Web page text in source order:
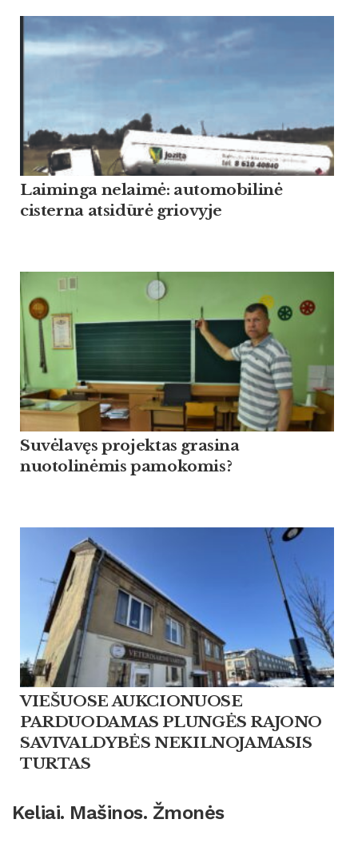
Laiminga nelaimė: automobilinė
cisterna atsidūrė griovyje
Suvėlavęs projektas grasina
nuotolinėmis pamokomis?
VIEŠUOSE AUKCIONUOSE
PARDUODAMAS PLUNGĖS RAJONO
SAVIVALDYBĖS NEKILNOJAMASIS
TURTAS
Keliai. Mašinos. Žmonės